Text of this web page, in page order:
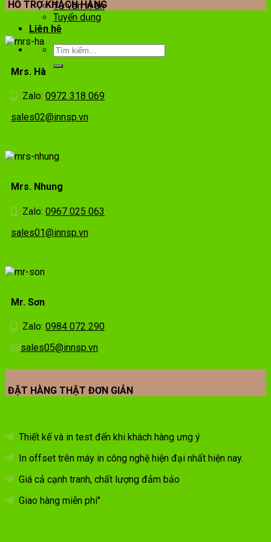
Tư vấn in ấn
Tuyển dụng
Liên hệ
HỖ TRỢ KHÁCH HÀNG
Mrs. Hà
Zalo: 0972 318 069
sales02@innsp.vn
Mrs. Nhung
Zalo: 0967 025 063
sales01@innsp.vn
Mr. Sơn
Zalo: 0984 072 290
sales05@innsp.vn
ĐẶT HÀNG THẬT ĐƠN GIẢN
Thiết kế và in test đến khi khách hàng ưng ý
In offset trên máy in công nghệ hiện đại nhất hiện nay.
Giá cả cạnh tranh, chất lượng đảm bảo
Giao hàng miễn phí"